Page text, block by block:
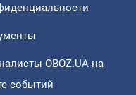
OBOZ.UA на
событий